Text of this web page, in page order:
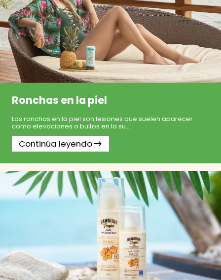
Ronchas en la piel
Las ronchas en la piel son lesiones que suelen aparecer
como elevaciones o bultos en la su...
Continúa leyendo